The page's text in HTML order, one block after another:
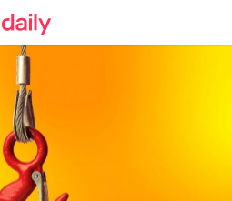
Blog officiel de Kaspersky